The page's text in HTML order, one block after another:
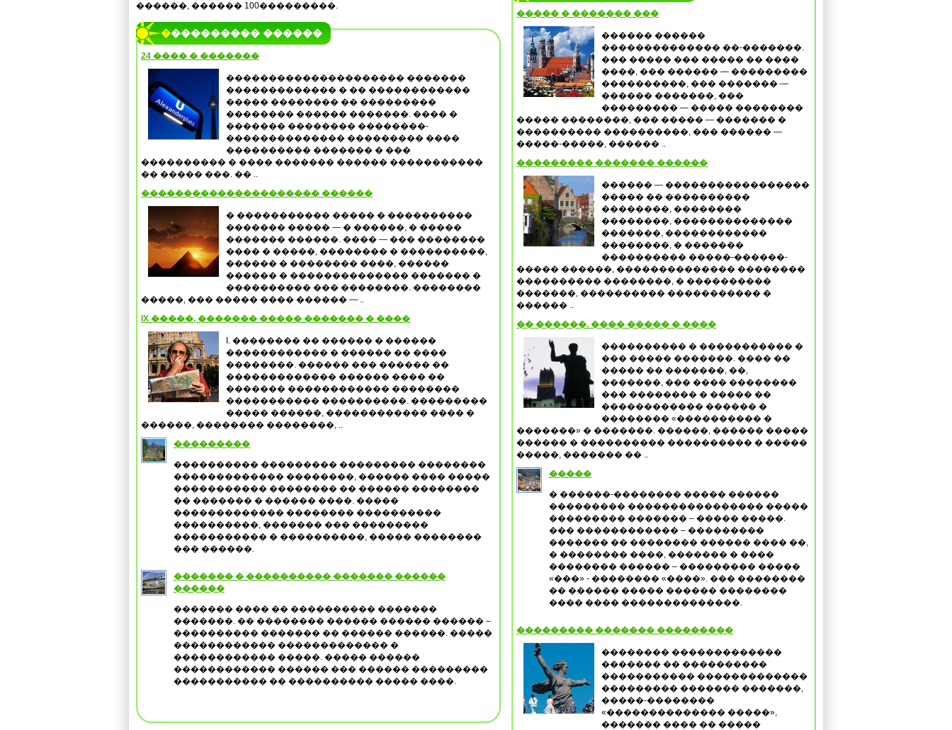
������, ������ 100���������.
���������� ������
24 ���� � �������
��������������������� �������
������������� � �� ������������
����� �������� �� ���������
�������� ������ �������. ���� �
������� �������� ��������-
�������������� ��������� ����
���������� ������� � ���
���������� � ���� ������� ������ �����������
�� ����� ���. �� ..
��������������������� ������
� ����������� ����� � ����������
������� ����� — � ������, � �����
������� ������. ���� — ��� ��������
���� � �����, �������� � ����������,
������ � �������� ����, ������
������ � �������������� ������� �
���������� ��� ��������. ��������
�����, ��� ����� ���� ������ — ..
IX �����, ������� ����� ������� � ����
I. �������� �� ������ � ������
������������ � ������ �� ����
��������. ������ ��� ������ ��
������������� ������ ���� ��
������� ������������ ��������
����������� ����������. ���������
����� ������, ������������ ���� �
������, �������� ��������, ..
���������
���������� ��������� ��������� ��������
������������� ��������, ������ ���� �����
����������� �������� �� ������ ��������
�� ������� � ������ ����. �����
������������� �������� ����������
����������, ������� ��� ���������
����������� � ����������, ����� ��������
��� ������.
������� � ���������� ������� ������
������
������� ���� �� ���������� �������
�������. �� �������� ������ ������ ������ –
���������� ������� �� ������ ������. �����
������������ ������������� �
������������ �����. ����� ������
������������ ������ ��� ������ ���������
����������� �� ���������� ����� ����.
����� � ������� ���
������ ������
�������������� ��-�������.
��� ����� ��� ����� �� ����
����, ��� ������ — ���������
����������, ��� ������� —
������ �������, ���
��������� — ����� ��������
����� ��������, ��� ����� — ������� �
���������� ����������, ��� ������ —
�����-�����, ������ ..
��������� ������� ������
������ — �����������������
����� �� ����������
��������, ��������
��������, ��������������
�������, ������������
��������, � �������
���������� �����-������-
����� ������, �������������� ��������
���������� ��������, � ����������
�������, ���������� ����������� �
������ ..
�� ������. ���� ����� � ����
���������� � ����������� �
��� ����� �������. ���� ��
����� �� �������, ��,
�������, ��� ���� ��������
��� �������� � ����� ��
������������ ������ �
�������� «���������� �
�������» � �������. ������, ������ �����
������ � ���������� ���������� � �����
�����, ������� �� ..
�����
� ������-�������� ����� ������
��������� ���������������� �����
��������� ������� – ����� �����.
��� ������������ – ���������
������� �� �������� ������ ���� ��,
� �������� ����, ������� � ����
�������� ������ – ��������� �����
«���» - �������� «����». ��� ��������
�� ������ ����� ������ ��������
���� ���� ��������������.
��������� ������� ���������
�������� �������������
������� �� ����������
����������� �������������
��������� ������� �������,
�����-��������
«�������������� �����»,
������� ���� �� �����